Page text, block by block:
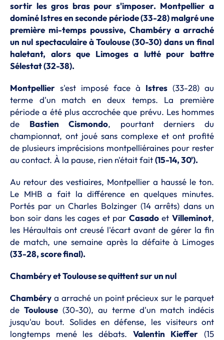
sortir les gros bras pour s'imposer. Montpellier a
dominé Istres en seconde période (33-28) malgré une
première mi-temps poussive, Chambéry a arraché
un nul spectaculaire à Toulouse (30-30) dans un final
haletant, alors que Limoges a lutté pour battre
Sélestat (32-38).
Montpellier s'est imposé face à Istres (33-28) au
terme d'un match en deux temps. La première
période a été plus accrochée que prévu. Les hommes
de Bastien Cismondo, pourtant derniers du
championnat, ont joué sans complexe et ont profité
de plusieurs imprécisions montpelliéraines pour rester
au contact. À la pause, rien n'était fait(15-14, 30').
Au retour des vestiaires, Montpellier a haussé le ton.
Le MHB a fait la différence en quelques minutes.
Portés par un Charles Bolzinger (14 arrêts) dans un
bon soir dans les cages et par CasadoetVilleminot,
les Héraultais ont creusé l'écart avant de gérer la fin
de match, une semaine après la défaite à Limoges
(33-28, score final).
Chambéry et Toulouse se quittent sur un nul
Chambéry a arraché un point précieux sur le parquet
de Toulouse (30-30), au terme d'un match indécis
jusqu'au bout. Solides en défense, les visiteurs ont
longtemps mené les débats. Valentin Kieffer (15